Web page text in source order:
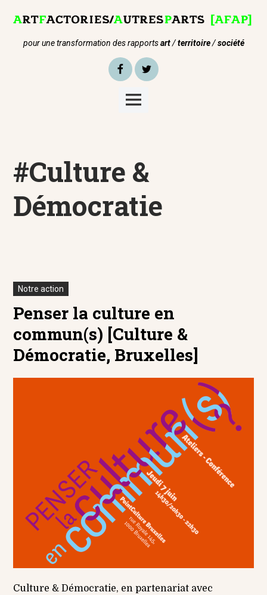
pour une transformation des rapportsart/territoire/société
FacebookTwitter
Main
Menu
#Culture &
Démocratie
Notre action
Penser la culture en
commun(s) [Culture &
Démocratie, Bruxelles]
Culture & Démocratie, en partenariat avec